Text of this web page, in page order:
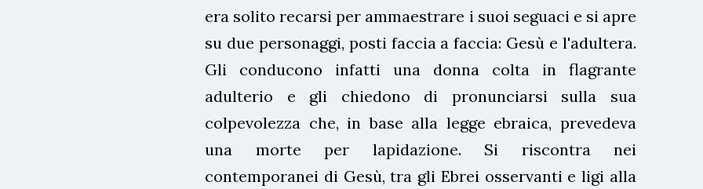
era solito recarsi per ammaestrare i suoi seguaci e si apre
su due personaggi, posti faccia a faccia: Gesù e l'adultera.
Gli conducono infatti una donna colta in flagrante
adulterio e gli chiedono di pronunciarsi sulla sua
colpevolezza che, in base alla legge ebraica, prevedeva
una morte per lapidazione. Si riscontra nei
contemporanei di Gesù, tra gli Ebrei osservanti e ligi alla